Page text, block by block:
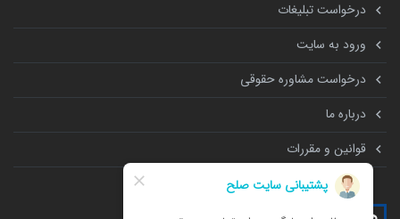
درخواست تبلیغات
ورود به سایت
درخواست مشاوره حقوقی
درباره ما
قوانین و مقررات